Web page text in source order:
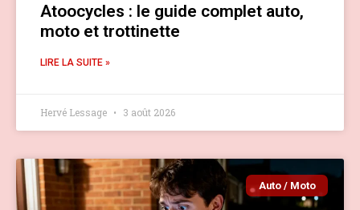
Atoocycles : le guide complet auto,
moto et trottinette
LIRE LA SUITE »
Hervé Lessage 3 août 2026
Auto / Moto